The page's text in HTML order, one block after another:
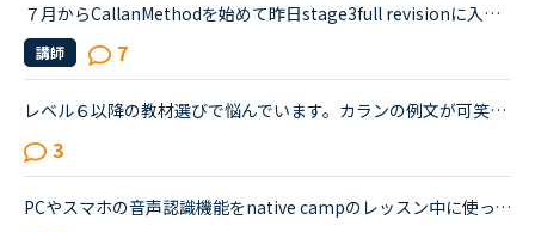
７月からCallanMethodを始めて昨日stage3full revisionに入りました。しかし、stage1.2は平均Lesson数程度で終えたのですが、stage3に於いては昨日までで34Lesson受講しております。毎日2コマLessonを受講し、Les...
講師 7
レベル６以降の教材選びで悩んでいます。カランの例文が可笑しくてレッスン中に笑ってしまいました。Stage5の「ペンを（シャツの）ボタン穴に入れています」というところで、先生にもよるのでしょうが、例文のお...
3
PCやスマホの音声認識機能をnative campのレッスン中に使っている方はいますか？もし、いたら、どのように使ったりしているか聞かせて頂けたら嬉しいです。私は現在、ネイティブキャンプを初めて、今までに240時...